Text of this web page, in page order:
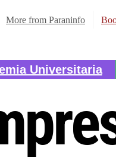
More from Paraninfo
Universitaria